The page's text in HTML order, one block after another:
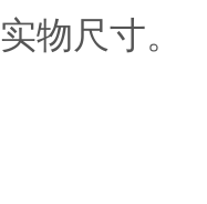
实物尺寸。